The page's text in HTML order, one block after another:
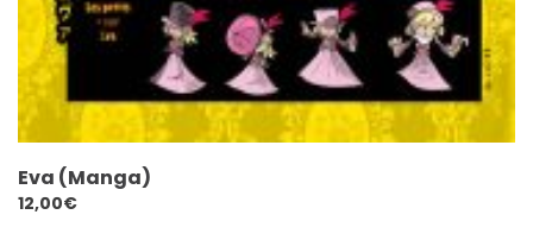
Eva (Manga)
12,00€